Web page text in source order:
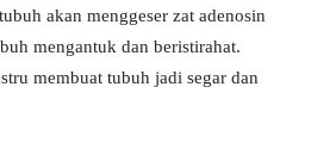
akan menggeser zat adenosin
mengantuk dan beristirahat.
membuat tubuh jadi segar dan